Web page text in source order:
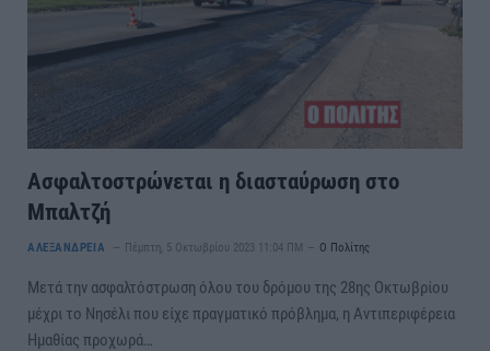
Ασφαλτοστρώνεται η διασταύρωση στο
Μπαλτζή
ΑΛΕΞΑΝΔΡΕΙΑ Πέμπτη, 5 Οκτωβρίου 2023 11:04 ΠΜ Ο Πολίτης
Μετά την ασφαλτόστρωση όλου του δρόμου της 28ης Οκτωβρίου
μέχρι το Νησέλι που είχε πραγματικό πρόβλημα, η Αντιπεριφέρεια
Ημαθίας προχωρά…